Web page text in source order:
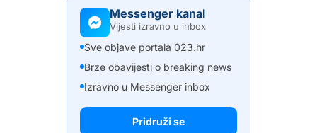
Messenger kanal
Vijesti izravno u inbox
Sve objave portala 023.hr
Brze obavijesti o breaking news
Izravno u Messenger inbox
Pridruži se